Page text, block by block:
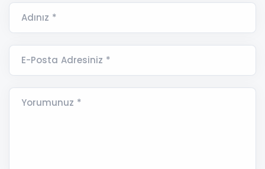
Adınız *
E-Posta Adresiniz *
Yorumunuz *